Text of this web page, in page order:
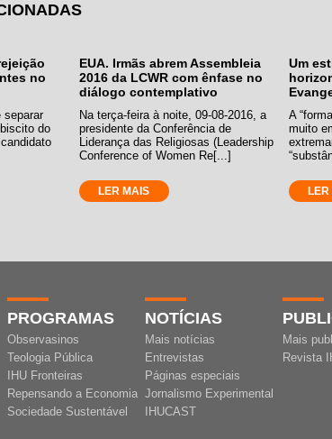
no
separar
do
EUA. Irmãs abrem Assembleia
2016 da LCWR com ênfase no
diálogo contemplativo
Na terça-feira à noite, 09-08-2016, a
presidente da Conferência de
Liderança das Religiosas (Leadership
Conference of Women Re[...]
LER MAIS
Um
A
muito
PROGRAMAS
Observasinos
Teologia Pública
IHU Fronteiras
Repensando a Economia
Sociedade Sustentável
NOTÍCIAS
Mais notícias
Entrevistas
Páginas especiais
Jornalismo Experimental
IHUCAST
Mais
Revista